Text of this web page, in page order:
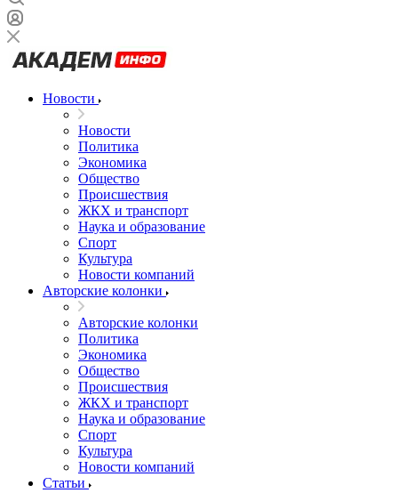
Новости
Новости
Политика
Экономика
Общество
Происшествия
ЖКХ и транспорт
Наука и образование
Спорт
Культура
Новости компаний
Авторские колонки
Авторские колонки
Политика
Экономика
Общество
Происшествия
ЖКХ и транспорт
Наука и образование
Спорт
Культура
Новости компаний
Статьи